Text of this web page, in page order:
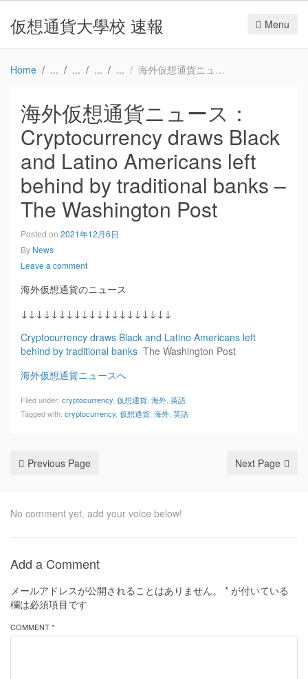
仮想通貨大學校 速報 Menu
Home 海外仮想通貨ニュース：Cryptocurrency draws Black and Latino Americans left behind by traditional banks – The Washington Post
海外仮想通貨ニュース：
Cryptocurrency draws Black
and Latino Americans left
behind by traditional banks –
The Washington Post
Posted on 2021年12月6日
By News
Leave a comment
海外仮想通貨のニュース
↓↓↓↓↓↓↓↓↓↓↓↓↓↓↓↓↓↓↓↓
Cryptocurrency draws Black and Latino Americans left
behind by traditional banks The Washington Post
海外仮想通貨ニュースへ
Filed under: cryptocurrency 仮想通貨 海外 英語
Tagged with: cryptocurrency 仮想通貨 海外 英語
Previous Page Next Page
No comment yet, add your voice below!
Add a Comment
メールアドレスが公開されることはありません。 * が付いている
欄は必須項目です
COMMENT *